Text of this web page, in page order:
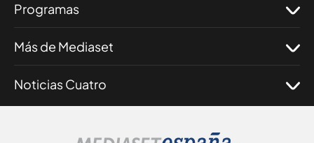
Programas
Más de Mediaset
Noticias Cuatro